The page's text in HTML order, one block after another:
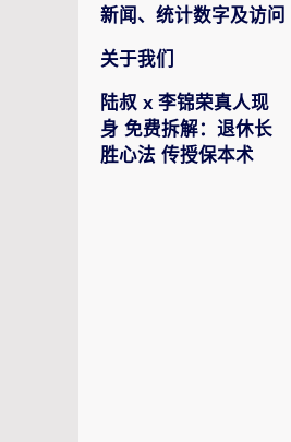
新闻、统计数字及访问
关于我们
陆叔 x 李锦荣真人现
身 免费拆解：退休长
胜心法 传授保本术